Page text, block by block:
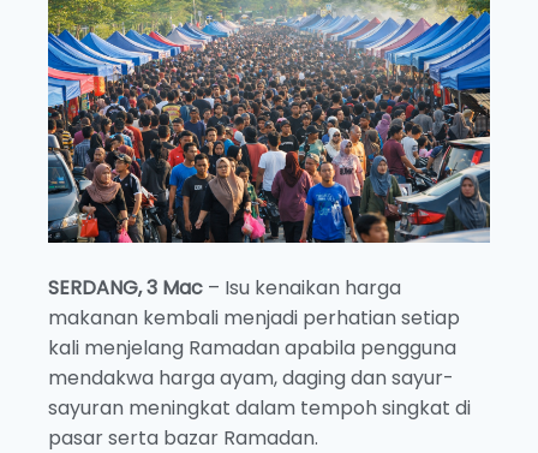
SERDANG, 3 Mac – Isu kenaikan harga
makanan kembali menjadi perhatian setiap
kali menjelang Ramadan apabila pengguna
mendakwa harga ayam, daging dan sayur-
sayuran meningkat dalam tempoh singkat di
pasar serta bazar Ramadan.